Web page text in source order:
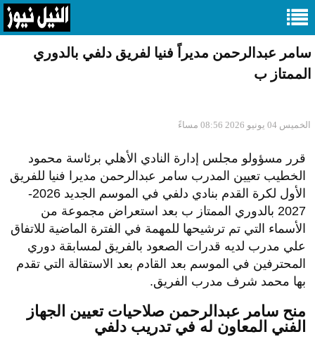
سامر عبدالرحمن مديراً فنيا لفريق دلفي بالدوري
الممتاز ب
الخميس 04 يونيو 2026 08:56 مساءً
قرر مسؤولو مجلس إدارة النادي الأهلي برئاسة محمود
الخطيب تعيين المدرب سامر عبدالرحمن مديرا فنيا للفريق
الأول لكرة القدم بنادي دلفي في الموسم الجديد 2026-
2027 بالدوري الممتاز ب بعد استعراض مجموعة من
الأسماء التي تم ترشيحها للمهمة في الفترة الماضية للاتفاق
علي مدرب لديه قدرات الصعود بالفريق لمسابقة دوري
المحترفين في الموسم بعد القادم بعد الاستقالة التي تقدم
بها محمد شرف مدرب الفريق.
منح سامر عبدالرحمن صلاحيات تعيين الجهاز
الفني المعاون له في تدريب دلفي